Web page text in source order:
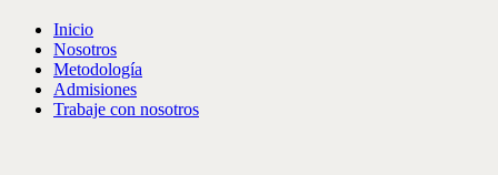
Inicio
Nosotros
Metodología
Admisiones
Trabaje con nosotros